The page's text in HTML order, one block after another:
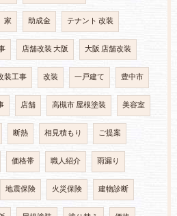
家 助成金 テナント 改装
店舗改装 大阪 大阪 店舗改装
装工事 改装 一戸建て 豊中市
店舗 高槻市 屋根塗装 美容室
断熱 相見積もり ご提案
価格帯 職人紹介 雨漏り
地震保険 火災保険 建物診断